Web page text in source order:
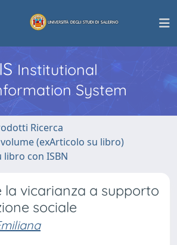
Institutional
System
Ricerca
(exArticolo su libro)
libro con ISBN
la vicarianza a supporto
sociale